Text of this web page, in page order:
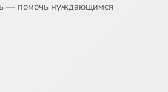
— помочь нуждающимся